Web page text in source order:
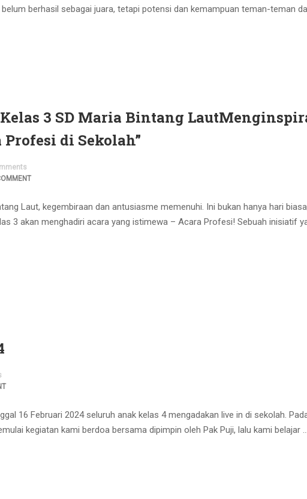
berhasil sebagai juara, tetapi potensi dan kemampuan teman-teman
3 SD Maria Bintang
di Sekolah”
Laut, kegembiraan dan antusiasme memenuhi. Ini bukan hanya hari
3 akan menghadiri acara yang istimewa – Acara Profesi! Sebuah inisiatif
16 Februari 2024 seluruh anak kelas 4 mengadakan live in di sekolah.
kegiatan kami berdoa bersama dipimpin oleh Pak Puji, lalu kami belajar …